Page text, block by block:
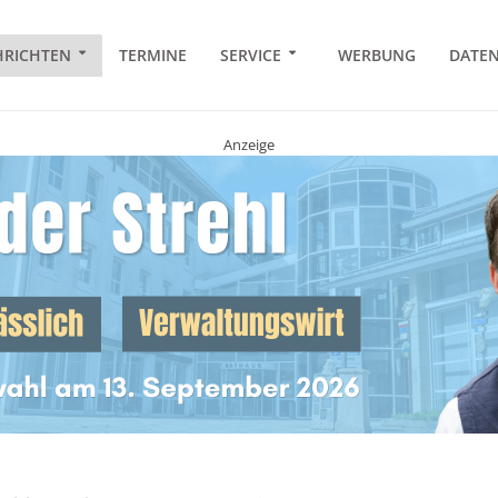
TERMINE SERVICE WERBUNG
Anzeige